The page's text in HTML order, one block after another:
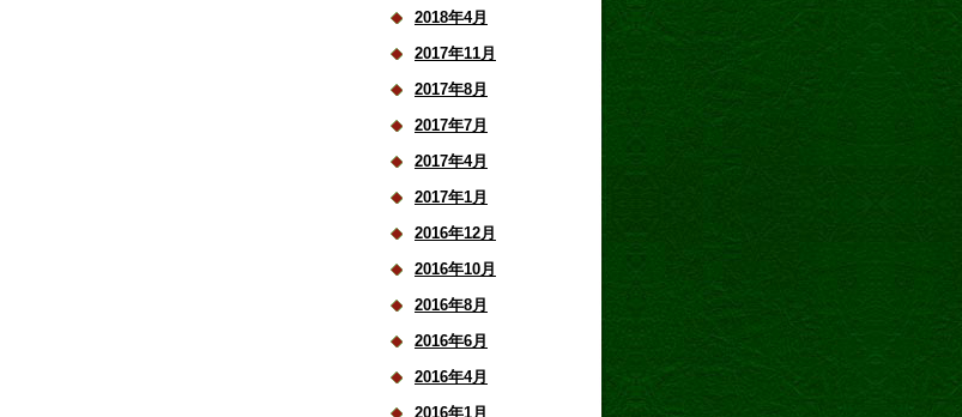
2018年4月
2017年11月
2017年8月
2017年7月
2017年4月
2017年1月
2016年12月
2016年10月
2016年8月
2016年6月
2016年4月
2016年1月